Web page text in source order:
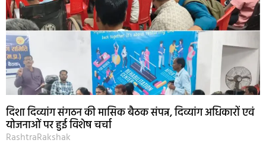
दिशा दिव्यांग संगठन की मासिक बैठक संपन्न, दिव्यांग अधिकारों एवं
योजनाओं पर हुई विशेष चर्चा
RashtraRakshak